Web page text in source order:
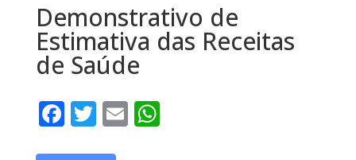
Demonstrativo de
Estimativa das Receitas
de Saúde
Facebook
Twitter
EmailWhatsApp